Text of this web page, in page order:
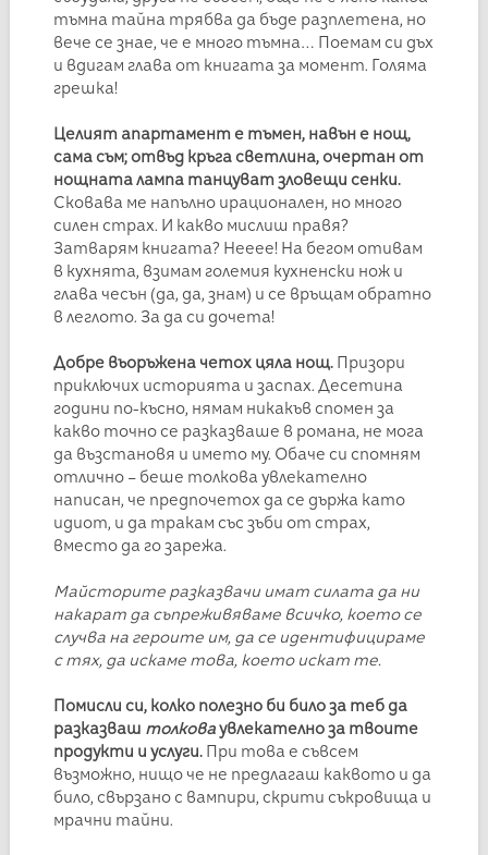
тъмна тайна трябва да бъде разплетена, но
вече се знае, че е много тъмна… Поемам си дъх
и вдигам глава от книгата за момент. Голяма
грешка!
Целият апартамент е тъмен, навън е нощ,
сама съм; отвъд кръга светлина, очертан от
нощната лампа танцуват зловещи сенки.
Сковава ме напълно ирационален, но много
силен страх. И какво мислиш правя?
Затварям книгата? Нееее! На бегом отивам
в кухнята, взимам големия кухненски нож и
глава чесън (да, да, знам) и се връщам обратно
в леглото. За да си дочета!
Добре въоръжена четох цяла нощ.Призори
приключих историята и заспах. Десетина
години по-късно, нямам никакъв спомен за
какво точно се разказваше в романа, не мога
да възстановя и името му. Обаче си спомням
отлично – беше толкова увлекателно
написан, че предпочетох да се държа като
идиот, и да тракам със зъби от страх,
вместо да го зарежа.
Майсторите разказвачи имат силата да ни
накарат да съпреживяваме всичко, което се
случва на героите им, да се идентифицираме
с тях, да искаме това, което искат те.
Помисли си, колко полезно би било за теб да
разказваш толковаувлекателно за твоите
продукти и услуги.При това е съвсем
възможно, нищо че не предлагаш каквото и да
било, свързано с вампири, скрити съкровища и
мрачни тайни.